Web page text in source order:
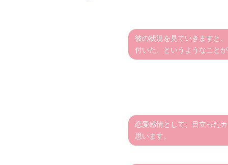
彼の状況を見ていきますと
付いた、というようなこと
恋愛感情として、目立った
思います。